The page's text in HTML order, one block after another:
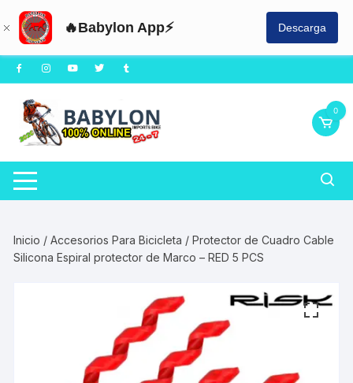
🔥Babylon App⚡ Descarga
Saltar
al
contenido
0
Inicio /Accesorios Para Bicicleta / Protector de Cuadro Cable
Silicona Espiral protector de Marco – RED 5 PCS